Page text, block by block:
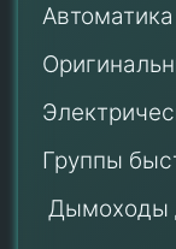
Группы
Дымоходы